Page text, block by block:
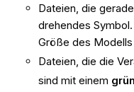
Dateien, die
drehendes
Größe des Modells
Dateien, die die
sind mit einem